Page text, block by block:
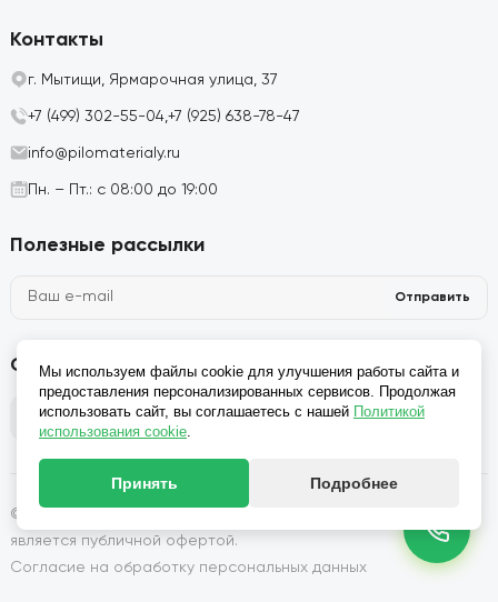
Контакты
г. Мытищи, Ярмарочная улица, 37
+7 (499) 302-55-04,+7 (925) 638-78-47
info@pilomaterialy.ru
Пн. – Пт.: с 08:00 до 19:00
Полезные рассылки
Отправить
Социальные сети
© 2026, Производство и продажа пиломатериалов: Сайт не
является публичной офертой.
Согласие на обработку персональных данных
Мы используем файлы cookie для улучшения работы сайта и
предоставления персонализированных сервисов. Продолжая
использовать сайт, вы соглашаетесь с нашей Политикой
использования cookie.
Принять Подробнее